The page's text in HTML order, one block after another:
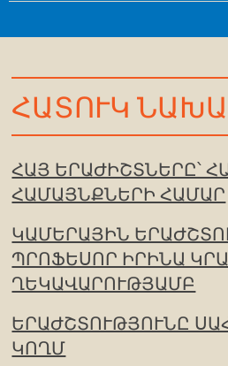
ՀԱՏՈՒԿ
ՀԱՅ ԵՐԱԺԻՇՏՆԵՐԸ՝
ՀԱՄԱՅՆՔՆԵՐԻ ՀԱՄԱՐ
ԿԱՄԵՐԱՅԻՆ
ՊՐՈՖԵՍՈՐ ԻՐԻՆԱ
ՂԵԿԱՎԱՐՈՒԹՅԱՄԲ
ԵՐԱԺՇՏՈՒԹՅՈՒՆԸ
ԿՈՂՄ